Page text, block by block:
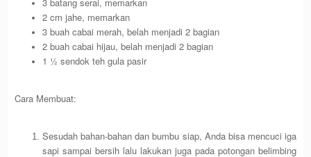
2 cm jahe, memarkan
3 buah cabai merah, belah menjadi 2 bagian
2 buah cabai hijau, belah menjadi 2 bagian
1 ½ sendok teh gula pasir
Cara Membuat:
Sesudah bahan-bahan dan bumbu siap, Anda bisa mencuci iga
sapi sampai bersih lalu lakukan juga pada potongan belimbing